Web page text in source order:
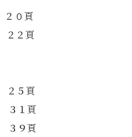
頁
２頁
２５頁
１頁
９頁